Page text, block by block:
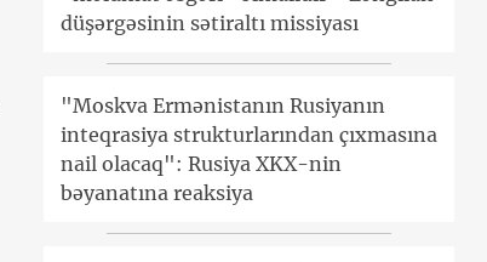
düşərgəsinin sətiraltı missiyası
"Moskva Ermənistanın Rusiyanın
inteqrasiya strukturlarından çıxmasına
nail olacaq": Rusiya XKX-nin
bəyanatına reaksiya